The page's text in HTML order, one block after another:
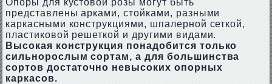
Опоры для кустовой розы могут быть
представлены арками, стойками, разными
каркасными конструкциями, шпалерной сеткой,
пластиковой решеткой и другими видами.
Высокая конструкция понадобится только
сильнорослым сортам, а для большинства
сортов достаточно невысоких опорных
каркасов.